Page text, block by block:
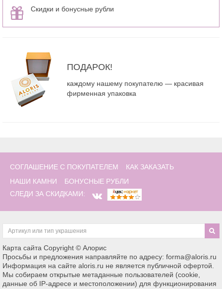
Скидки и бонусные рубли
ПОДАРОК!
каждому нашему покупателю — красивая
фирменная упаковка
СОГЛАШЕНИЕ С ПОКУПАТЕЛЕМ
КАК ЗАКАЗАТЬ
НАШИ КАМНИ
БОНУСНЫЕ РУБЛИ
СЛЕДИ ЗА СКИДКАМИ:
Карта сайта Copyright © Алорис
Просьбы и предложения направляйте по адресу: forma@aloris.ru
Информация на сайте aloris.ru не является публичной офертой.
Мы собираем открытые метаданные пользователей (cookie,
данные об IP-адресе и местоположении) для функционирования